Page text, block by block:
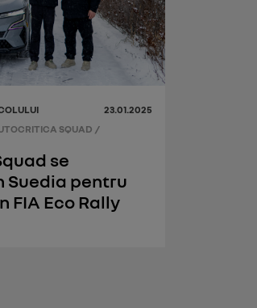
23.01.2025
SQUAD /
se
Suedia pentru
FIA Eco Rally